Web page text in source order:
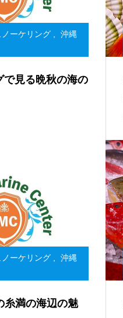
ーケリング ,
沖縄
で見る晩秋の海の
ーケリング
沖縄
糸満の海辺の魅